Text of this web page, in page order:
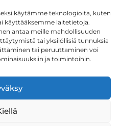
käytämme teknologioita, kuten
käyttääksemme laitetietoja.
antaa meille mahdollisuuden
tai yksilöllisiä tunnuksia
tai peruuttaminen voi
ja toimintoihin.